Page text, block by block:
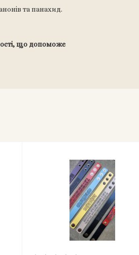
та панахид.
що допоможе